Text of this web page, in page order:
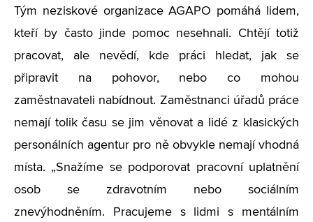
Tým neziskové organizace AGAPO pomáhá lidem,
kteří by často jinde pomoc nesehnali. Chtějí totiž
pracovat, ale nevědí, kde práci hledat, jak se
připravit na pohovor, nebo co mohou
zaměstnavateli nabídnout. Zaměstnanci úřadů práce
nemají tolik času se jim věnovat a lidé z klasických
personálních agentur pro ně obvykle nemají vhodná
místa. „Snažíme se podporovat pracovní uplatnění
osob se zdravotním nebo sociálním
znevýhodněním. Pracujeme s lidmi s mentálním